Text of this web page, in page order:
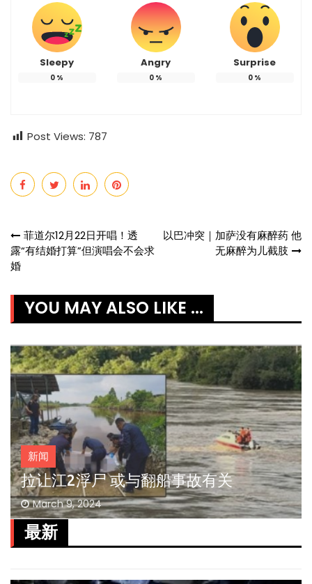
Sleepy
0 %
Angry
0 %
Surprise
0 %
Post Views: 787
Post
navigation
菲道尔12月22日开唱！透
露“有结婚打算”但演唱会不会求
婚
以巴冲突｜加萨没有麻醉药 他
无麻醉为儿截肢
YOU MAY ALSO LIKE ...
新闻
拉让江2浮尸 或与翻船事故有关
March 9, 2024
最新